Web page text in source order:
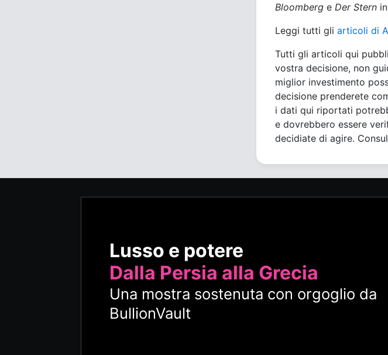
Bloomberg e Der Stern
Leggi tutti gli articoli di
Tutti gli articoli qui
vostra decisione, non
miglior investimento
decisione prenderete
i dati qui riportati
e dovrebbero essere
decidiate di agire.
Lusso e potere
Dalla Persia alla Grecia
Una mostra sostenuta con orgoglio da
BullionVault